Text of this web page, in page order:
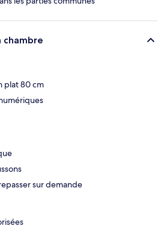
chambre
plat 80 cm
sur demande